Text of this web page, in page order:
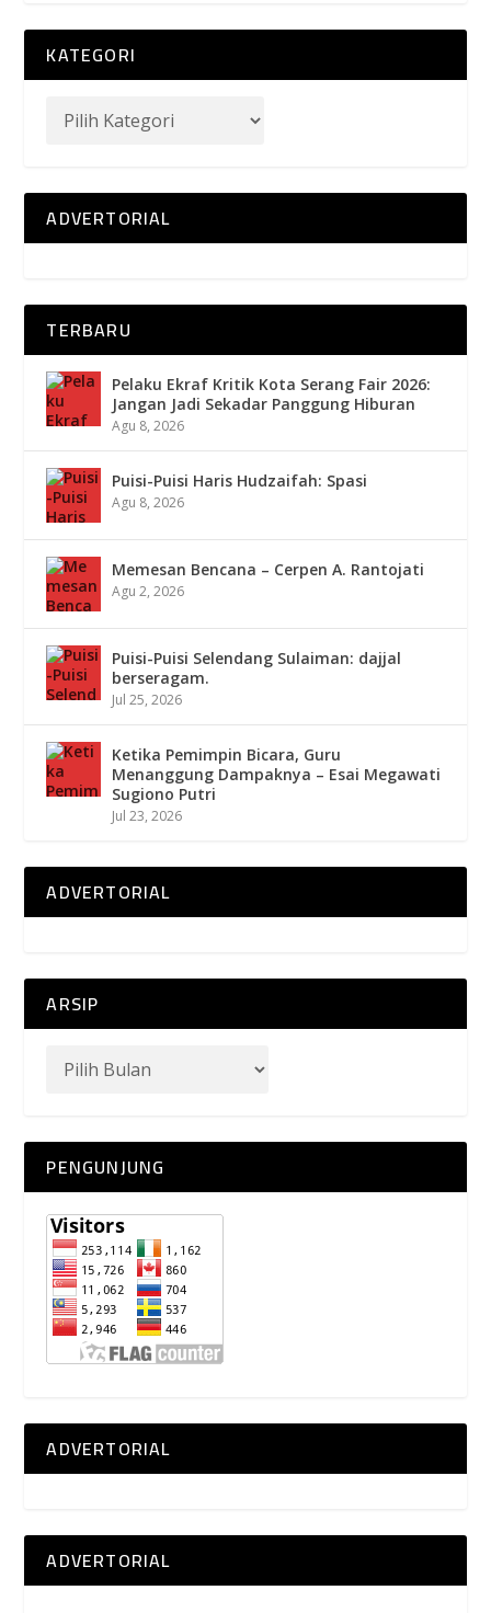
KATEGORI
ADVERTORIAL
TERBARU
Pelaku Ekraf Kritik Kota Serang Fair 2026:
Jangan Jadi Sekadar Panggung Hiburan
Agu 8, 2026
Puisi-Puisi Haris Hudzaifah: Spasi
Agu 8, 2026
Memesan Bencana – Cerpen A. Rantojati
Agu 2, 2026
Puisi-Puisi Selendang Sulaiman: dajjal
berseragam.
Jul 25, 2026
Ketika Pemimpin Bicara, Guru
Menanggung Dampaknya – Esai Megawati
Sugiono Putri
Jul 23, 2026
ADVERTORIAL
ARSIP
PENGUNJUNG
ADVERTORIAL
ADVERTORIAL